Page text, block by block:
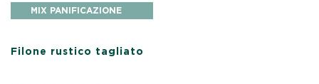
MIX PANIFICAZIONE
Filone rustico tagliato